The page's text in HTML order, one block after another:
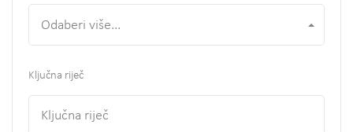
Odaberi više...
Ključna riječ